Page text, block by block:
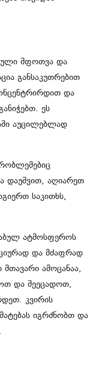
შფოთვა და
განსაკუთრებით
და
ეს
აუცილებლად
დაუშვით, აღიარეთ
საკითხს,
ატმოსფეროს
და მძაფრად
ამოცანაა,
და შეეცადოთ,
კვირის
იგრძნობთ და